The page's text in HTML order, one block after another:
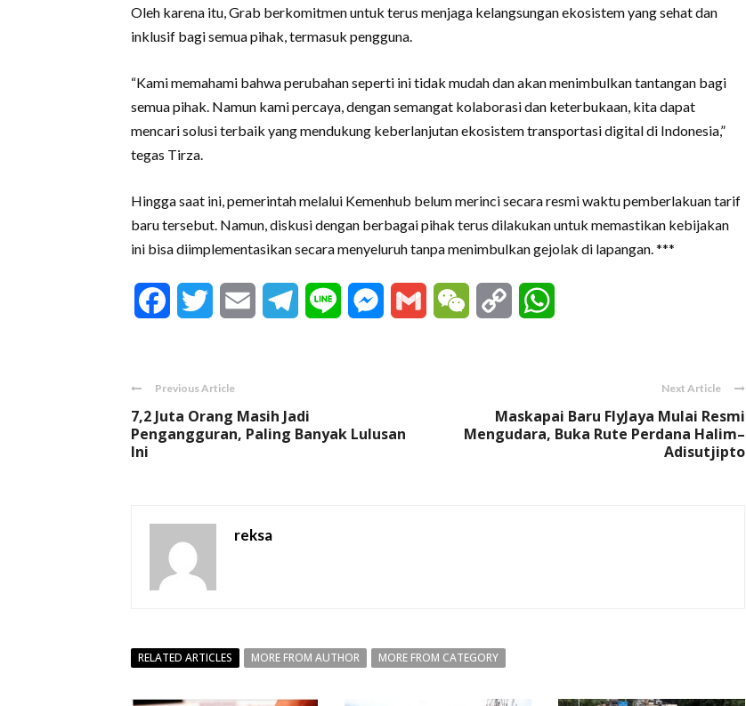
Oleh karena itu, Grab berkomitmen untuk terus menjaga kelangsungan ekosistem yang sehat dan
inklusif bagi semua pihak, termasuk pengguna.
“Kami memahami bahwa perubahan seperti ini tidak mudah dan akan menimbulkan tantangan bagi
semua pihak. Namun kami percaya, dengan semangat kolaborasi dan keterbukaan, kita dapat
mencari solusi terbaik yang mendukung keberlanjutan ekosistem transportasi digital di Indonesia,”
tegas Tirza.
Hingga saat ini, pemerintah melalui Kemenhub belum merinci secara resmi waktu pemberlakuan tarif
baru tersebut. Namun, diskusi dengan berbagai pihak terus dilakukan untuk memastikan kebijakan
ini bisa diimplementasikan secara menyeluruh tanpa menimbulkan gejolak di lapangan. ***
FacebookTwitter Email Telegram
Line Messenger
Gmail WeChat Copy
Previous Article
7,2 Juta Orang Masih Jadi
Pengangguran, Paling Banyak Lulusan
Ini
Next Article
Maskapai Baru FlyJaya Mulai Resmi
Mengudara, Buka Rute Perdana Halim–
Adisutjipto
reksa
RELATED ARTICLES MORE FROM AUTHOR MORE FROM CATEGORY